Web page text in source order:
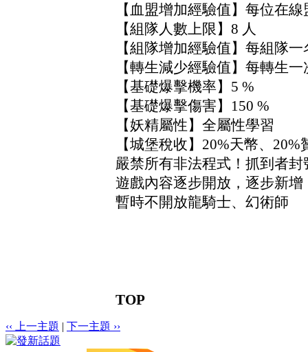
【血盟增加經驗值】每位在
【組隊人數上限】8 人
【組隊增加經驗值】每組隊
【轉生減少經驗值】每轉生
【基礎爆擊機率】5 %
【基礎爆擊傷害】150 %
【妖精屬性】全屬性學習
【城堡稅收】20%天幣、
嚴禁所有非法程式！抓到者封
遊戲內容逐步開放，逐步新增
暫時不開放龍騎士、幻術師
TOP
‹‹ 上一主題 | 下一主題 ››